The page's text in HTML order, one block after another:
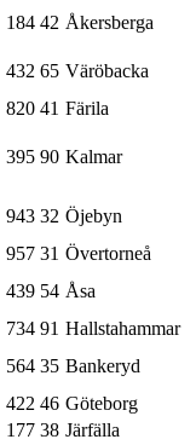
184 42 Åkersberga
432 65 Väröbacka
820 41 Färila
395 90 Kalmar
943 32 Öjebyn
957 31 Övertorneå
439 54 Åsa
734 91 Hallstahammar
564 35 Bankeryd
422 46 Göteborg
177 38 Järfälla